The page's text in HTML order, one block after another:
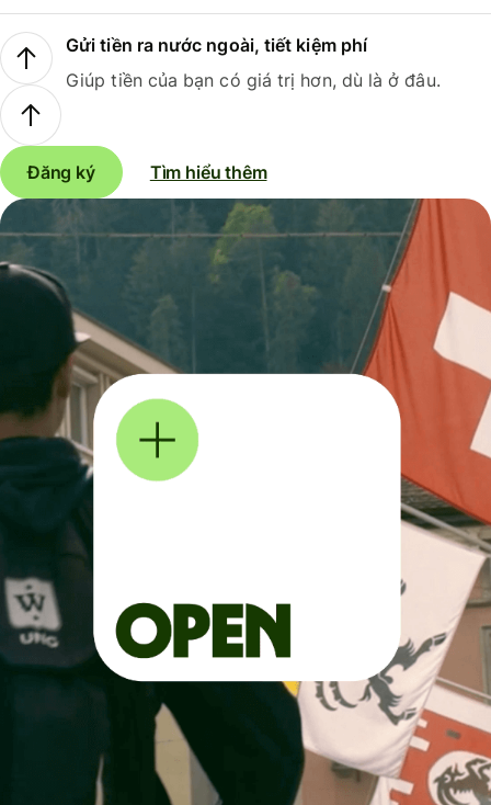
Gửi tiền ra nước ngoài, tiết kiệm phí
Giúp tiền của bạn có giá trị hơn, dù là ở đâu.
Đăng ký Tìm hiểu thêm